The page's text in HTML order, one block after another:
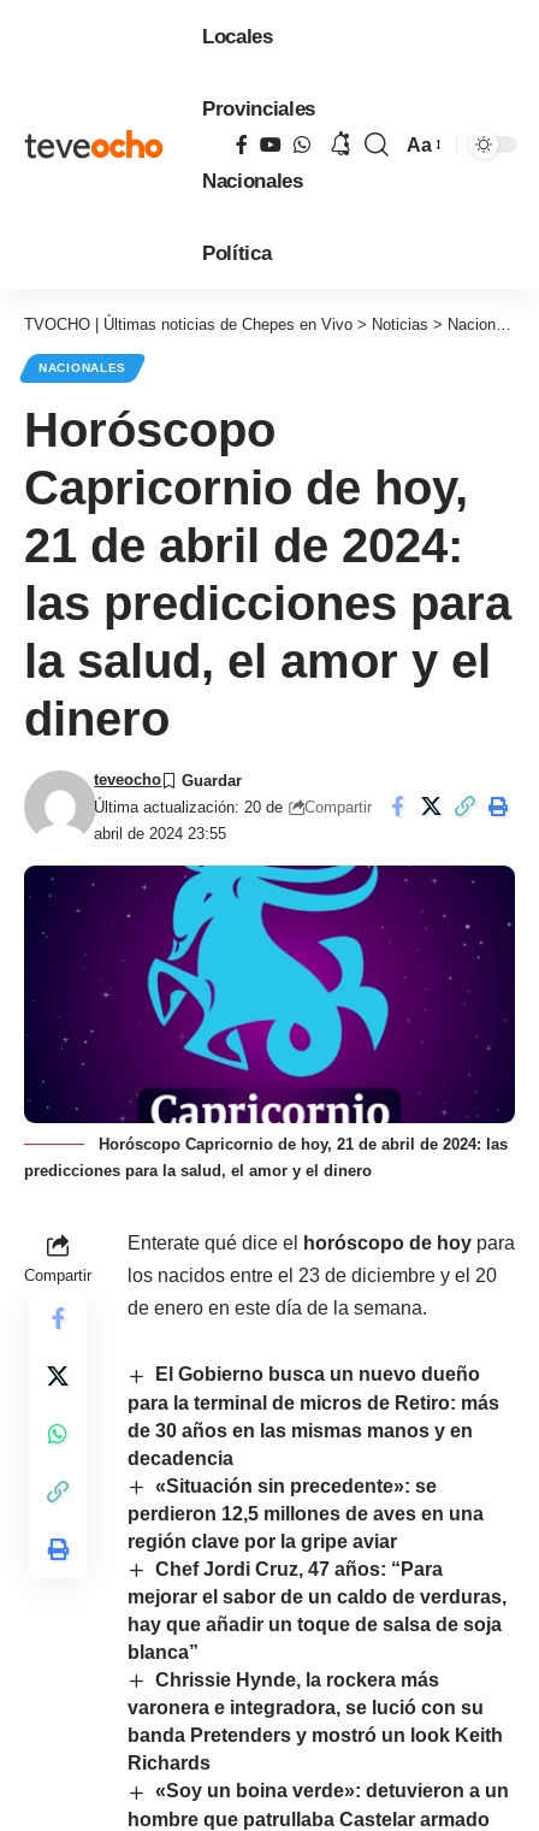
Locales
Provinciales
Nacionales
Política
Aa
TVOCHO | Últimas noticias de Chepes en Vivo > Noticias > Nacionales
NACIONALES
Horóscopo
Capricornio de hoy,
21 de abril de 2024:
las predicciones para
la salud, el amor y el
dinero
Última actualización: 20 de
abril de 2024 23:55
teveocho
Compartir
Horóscopo Capricornio de hoy, 21 de abril de 2024: las
predicciones para la salud, el amor y el dinero
Compartir
Enterate qué dice el horóscopo de hoy para
los nacidos entre el 23 de diciembre y el 20
de enero en este día de la semana.
El Gobierno busca un nuevo dueño
para la terminal de micros de Retiro: más
de 30 años en las mismas manos y en
decadencia
«Situación sin precedente»: se
perdieron 12,5 millones de aves en una
región clave por la gripe aviar
Chef Jordi Cruz, 47 años: “Para
mejorar el sabor de un caldo de verduras,
hay que añadir un toque de salsa de soja
blanca”
Chrissie Hynde, la rockera más
varonera e integradora, se lució con su
banda Pretenders y mostró un look Keith
Richards
«Soy un boina verde»: detuvieron a un
hombre que patrullaba Castelar armado